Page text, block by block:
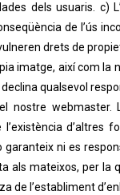
dels usuaris. c)
de l’ús
drets de
imatge, així com la
declina qualsevol
nostre
l’existència
garanteix ni es
als mateixos, per la
de l’establiment